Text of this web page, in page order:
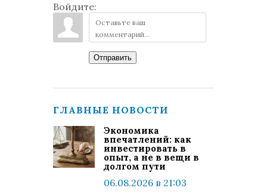
Войдите:
Отправить
ГЛАВНЫЕ НОВОСТИ
Экономика
впечатлений: как
инвестировать в
опыт, а не в вещи в
долгом пути
06.08.2026 в 21:03